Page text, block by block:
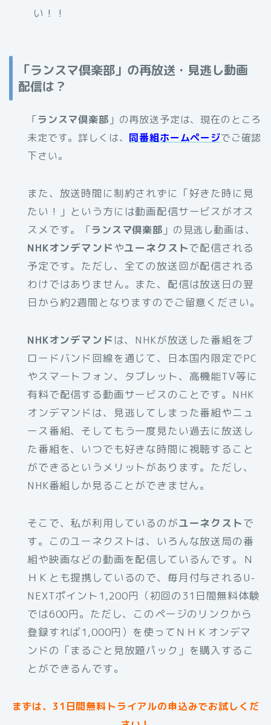
い！！
「ランスマ倶楽部」の再放送・見逃し動画
配信は？
「ランスマ倶楽部 」の再放送予定は、現在のところ
未定です。詳しくは、 同番組ホームページでご確認
下さい。
また、放送時間に制約されずに「好きた時に見
たい！」という方には動画配信サービスがオス
スメです。
「ランスマ倶楽部 」の見逃し動画は、
NHKオンデマンドやユーネクストで配信される
予定です。ただし、全ての放送回が配信される
わけではありません。また、配信は放送日の翌
日から約2週間となりますのでご留意ください。
NHKオンデマンド は、NHKが放送した番組をブ
ロードバンド回線を通じて、日本国内限定でPC
やスマートフォン、タブレット、高機能TV等に
有料で配信する動画サービスのことです。NHK
オンデマンドは、見逃してしまった番組やニュ
ース番組、そしてもう一度見たい過去に放送し
た番組を、いつでも好きな時間に視聴すること
ができるというメリットがあります。ただし、
NHK番組しか見ることができません。
そこで、私が利用しているのがユーネクストで
す。このユーネクストは、いろんな放送局の番
組や映画などの動画を配信しているんです。Ｎ
ＨＫとも提携しているので、毎月付与されるU-
NEXTポイント1,200円（初回の31日間無料体験
では600円。ただし、このページのリンクから
登録すれば1,000円）を使ってＮＨＫオンデマ
ンドの「まるごと見放題パック」を購入するこ
とができるんです。
まずは、31日間無料トライアルの申込みでお試しくだ